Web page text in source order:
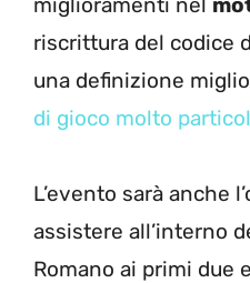
riscrittura del codice
una definizione
di gioco molto
L’evento sarà anche
assistere all’interno
Romano ai primi due